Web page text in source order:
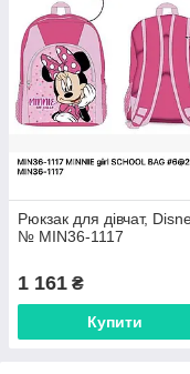
Рюкзак для дівчат,
№ MIN36-1117
1 161 ₴
Купити